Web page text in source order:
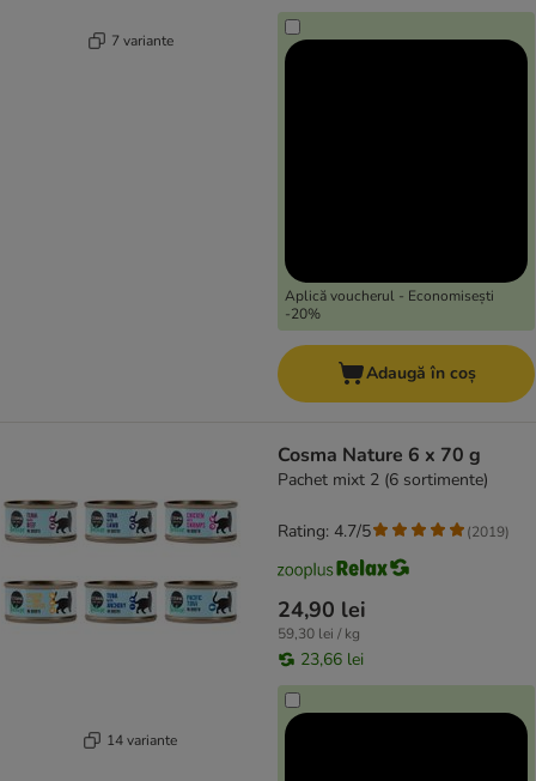
7 variante
Aplică voucherul - Economisești
-20%
Adaugă în coș
14 variante
Cosma Nature 6 x 70 g
Pachet mixt 2 (6 sortimente)
24,90 lei
59,30 lei / kg
23,66 lei
Rating: 4.7/5 (2019)